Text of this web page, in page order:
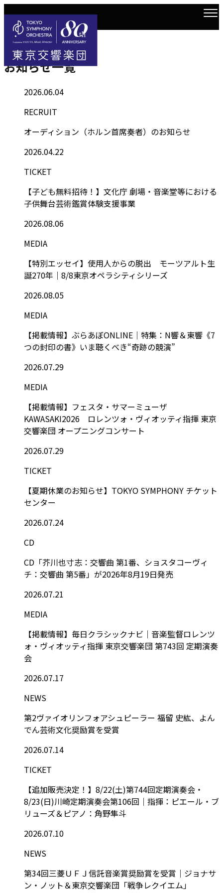
トップ お知らせ一覧
Information
お知らせ一覧
2026.06.04
RECRUIT
オーディション（ホルン首席奏者）のお知らせ
2026.04.22
TICKET
【子ども無料招待！】文化庁 劇場・音楽堂等における
子供舞台芸術鑑賞体験支援事業
2026.08.06
MEDIA
【特別エッセイ】使用人からの脱出 モーツアルト生
誕270年｜8/8東京オペラシティシリーズ
2026.08.05
MEDIA
【掲載情報】ぶらあぼONLINE｜特集：N響＆東響《7
つの封印の書》いま聴くべき“奇跡の競演”
2026.07.29
MEDIA
【掲載情報】フェスタ・サマーミューザ
KAWASAKI2026 ロレンツォ・ヴィオッティ指揮 東京
交響楽団 オープニングコンサート
2026.07.29
TICKET
【夏期休業のお知らせ】TOKYO SYMPHONY チケット
センター
2026.07.24
CD
CD「芥川也寸志：交響曲 第1番、ショスタコーヴィ
チ：交響曲 第5番」が2026年8月19日発売
2026.07.21
MEDIA
【掲載情報】毎日クラシックナビ｜音楽監督ロレンツ
ォ・ヴィオッティ指揮 東京交響楽団 第743回 定期演奏
会
2026.07.17
NEWS
第2ヴァイオリンフォアシュピーラー 福留 史紘、よん
でん芸術文化奨励賞を受賞
2026.07.14
TICKET
【追加販売決定！】8/22(土)第744回定期演奏会・
8/23(日)川崎定期演奏会第106回｜指揮：ピエール・ブ
リューズ＆ピアノ：角野隼斗
2026.07.10
NEWS
第34回三菱ＵＦＪ信託音楽賞奨励賞を受賞｜ジョナサ
ン・ノット＆東京交響楽団「戦争レクイエム」